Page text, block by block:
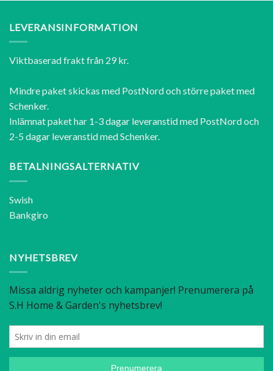
LEVERANSINFORMATION
Viktbaserad frakt från 29 kr.
Mindre paket skickas med PostNord och större paket med
Schenker.
Inlämnat paket har 1-3 dagar leveranstid med PostNord och
2-5 dagar leveranstid med Schenker.
BETALNINGSALTERNATIV
Swish
Bankgiro
NYHETSBREV